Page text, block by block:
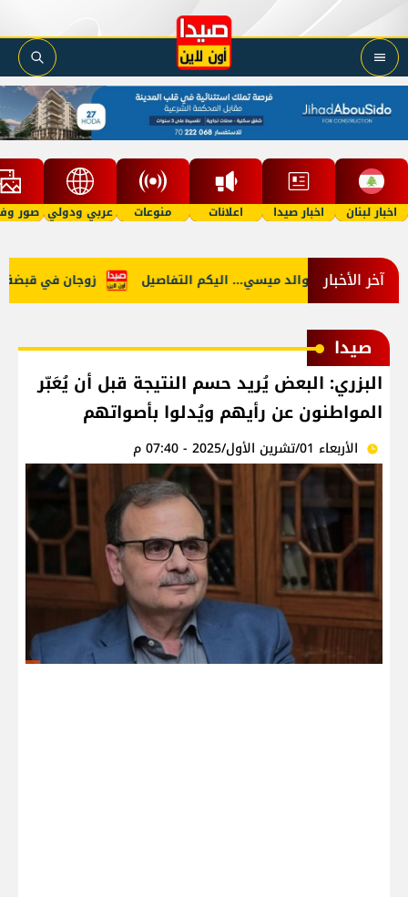
اخبار لبنان اخبار صيدا اعلانات منوعات عربي ودولي صور
آخر الأخبار زوجان في قبضة وفاة والد ميسي... اليكم التفاصيل
صيدا
البزري: البعض يُريد حسم النتيجة قبل أن يُعَبّر
المواطنون عن رأيهم ويُدلوا بأصواتهم
الأربعاء 01/تشرين الأول/2025 - 07:40 م